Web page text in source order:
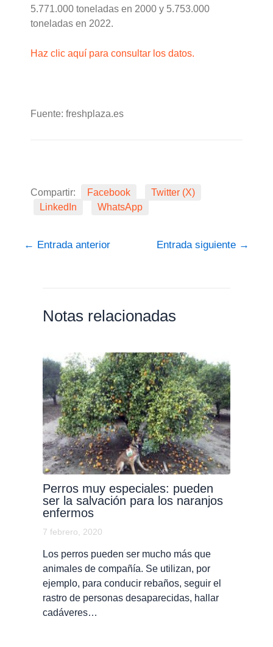
5.771.000 toneladas en 2000 y 5.753.000
toneladas en 2022.
Haz clic aquí para consultar los datos.
Fuente: freshplaza.es
Compartir: Facebook
Twitter (X)
LinkedIn
WhatsApp
← Entrada anterior Entrada siguiente →
Notas relacionadas
Perros muy especiales: pueden
ser la salvación para los naranjos
enfermos
7 febrero, 2020
Los perros pueden ser mucho más que
animales de compañía. Se utilizan, por
ejemplo, para conducir rebaños, seguir el
rastro de personas desaparecidas, hallar
cadáveres…